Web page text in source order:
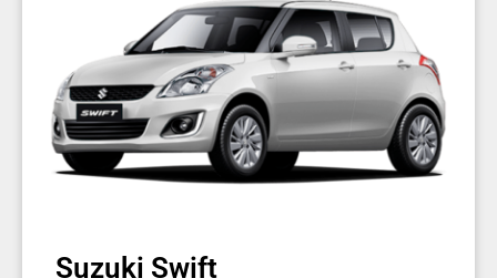
Suzuki Swift